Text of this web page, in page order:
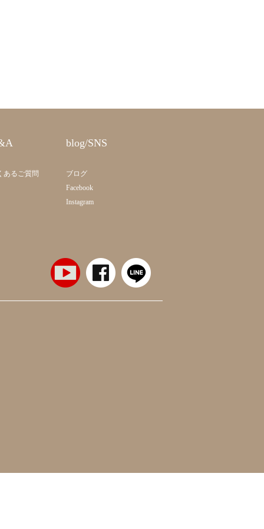
あるご質問
blog/SNS
ブログ
Facebook
Instagram